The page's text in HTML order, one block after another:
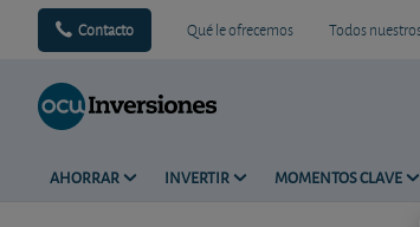
Contacto Qué le ofrecemos Todos
AHORRAR INVERTIR MOMENTOS CLAVE